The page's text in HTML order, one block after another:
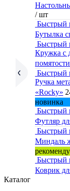
/ шт
Быстрый
Бутылка
Быстрый
Кружка с
Быстрый
Ручка
«Rocky»
новинка
Быстрый
Футляр
Быстрый
Миндаль
Быстрый
Коврик
Каталог